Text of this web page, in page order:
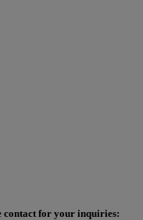
contact for your inquiries: